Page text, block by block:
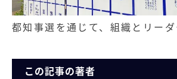
都知事選を通じて、組織とリーダ
この記事の著者